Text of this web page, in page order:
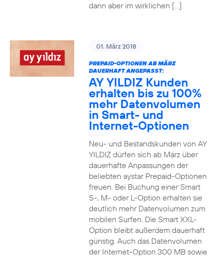
dann aber im wirklichen […]
01. März 2018
PREPAID-OPTIONEN AB MÄRZ
DAUERHAFT ANGEPASST:
AY YILDIZ Kunden
erhalten bis zu 100%
mehr Datenvolumen
in Smart- und
Internet-Optionen
Neu- und Bestandskunden von AY
YILDIZ dürfen sich ab März über
dauerhafte Anpassungen der
beliebten aystar Prepaid-Optionen
freuen. Bei Buchung einer Smart
S-, M- oder L-Option erhalten sie
deutlich mehr Datenvolumen zum
mobilen Surfen. Die Smart XXL-
Option bleibt außerdem dauerhaft
günstig. Auch das Datenvolumen
der Internet-Option 300 MB sowie